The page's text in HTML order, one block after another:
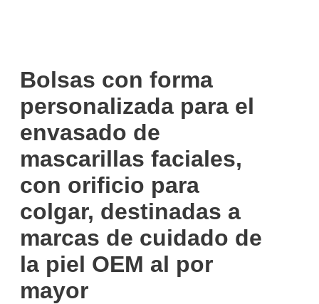
Bolsas con forma
personalizada para el
envasado de
mascarillas faciales,
con orificio para
colgar, destinadas a
marcas de cuidado de
la piel OEM al por
mayor